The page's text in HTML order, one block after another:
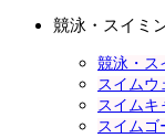
競泳・スイミ
競泳・ス
スイムウ
スイムキ
スイムゴ